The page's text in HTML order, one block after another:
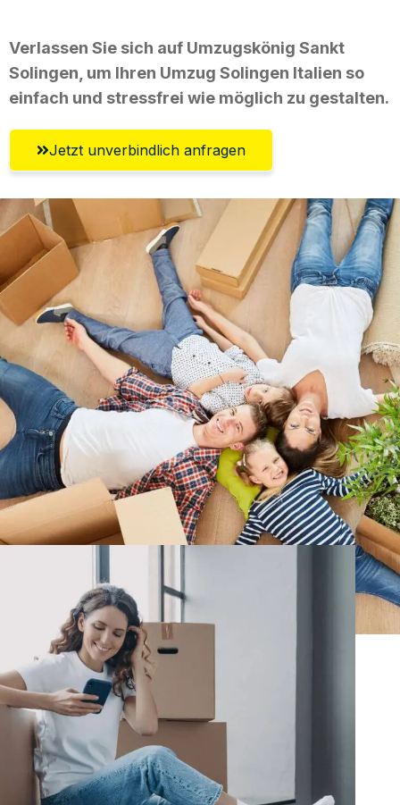
Verlassen Sie sich auf Umzugskönig Sankt
Solingen, um Ihren Umzug Solingen Italien so
einfach und stressfrei wie möglich zu gestalten.
Jetzt unverbindlich anfragen